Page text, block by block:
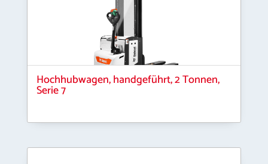
Hochhubwagen, handgeführt, 2 Tonnen,
Serie 7